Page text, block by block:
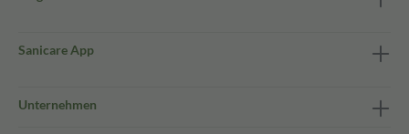
Sanicare App
Unternehmen